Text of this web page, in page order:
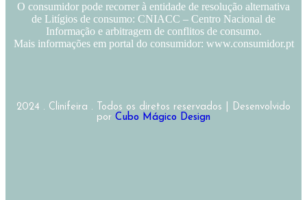
O consumidor pode recorrer à entidade de resolução alternativa
de Litígios de consumo: CNIACC – Centro Nacional de
Informação e arbitragem de conflitos de consumo.
Mais informações em portal do consumidor: www.consumidor.pt
2024 . Clinifeira . Todos os diretos reservados | Desenvolvido
por Cubo Mágico Design